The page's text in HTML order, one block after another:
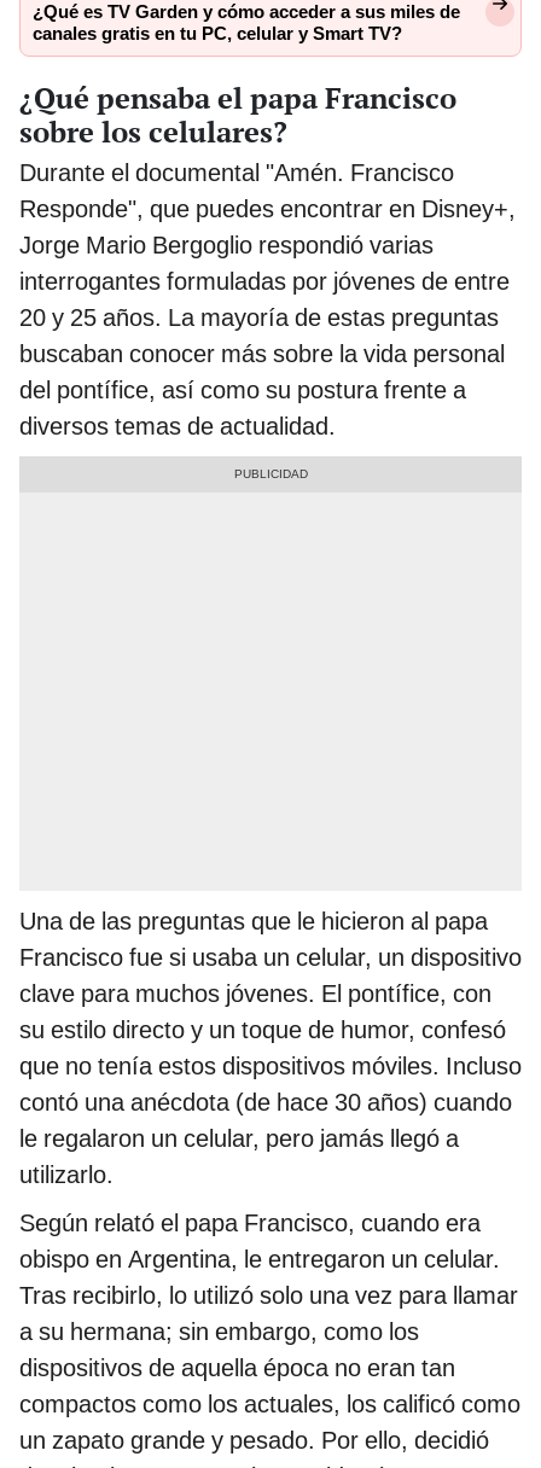
¿Qué es TV Garden y cómo acceder a sus miles de
canales gratis en tu PC, celular y Smart TV?
¿Qué pensaba el papa Francisco
sobre los celulares?
Durante el documental "Amén. Francisco
Responde", que puedes encontrar en Disney+,
Jorge Mario Bergoglio respondió varias
interrogantes formuladas por jóvenes de entre
20 y 25 años. La mayoría de estas preguntas
buscaban conocer más sobre la vida personal
del pontífice, así como su postura frente a
diversos temas de actualidad.
Una de las preguntas que le hicieron al papa
Francisco fue si usaba un celular, un dispositivo
clave para muchos jóvenes. El pontífice, con
su estilo directo y un toque de humor, confesó
que no tenía estos dispositivos móviles. Incluso
contó una anécdota (de hace 30 años) cuando
le regalaron un celular, pero jamás llegó a
utilizarlo.
Según relató el papa Francisco, cuando era
obispo en Argentina, le entregaron un celular.
Tras recibirlo, lo utilizó solo una vez para llamar
a su hermana; sin embargo, como los
dispositivos de aquella época no eran tan
compactos como los actuales, los calificó como
un zapato grande y pesado. Por ello, decidió